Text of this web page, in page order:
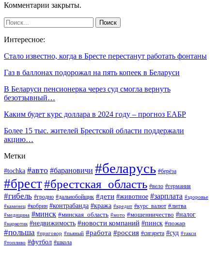
Комментарии закрыты.
Интересное:
Стало известно, когда в Бресте перестанут работать фонтаны
Газ в баллонах подорожал на пять копеек в Беларуси
В Беларуси пенсионерка через суд смогла вернуть
безотзывный…
Каким будет курс доллара в 2024 году – прогноз ЕАБР
Более 15 тыс. жителей Брестской области поддержали
акцию…
Метки
#tochka #авто #барановичи #беларусь #берёза
#брест#брестская_область #вело #германия
#гибель #гродно #дальнобойщик #дети #животное #зарплата #здоровье
#каменец #кобрин #контрабанда #кража #кредит #курс_валют #литва
#медицина #минск #минская_область #мото #мошенничество #налог
#наркотик #недвижимость #новости компаний #пинск #пожар
#польша #приговор #пьяный #работа #россия #сигарета #суд #такси
#топливо #футбол #школа